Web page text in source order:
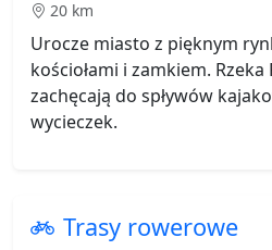
20 km
Urocze miasto z pięknym
kościołami i zamkiem.
zachęcają do spływów
wycieczek.
Trasy rowerowe